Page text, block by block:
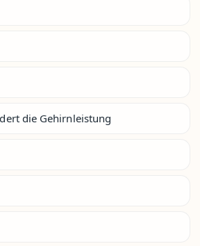
die Gehirnleistung